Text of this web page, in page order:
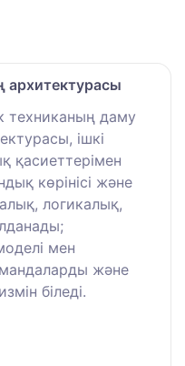
архитектурасы
техниканың даму
ішкі
қасиеттерімен
көрінісі және
логикалық,
мен
және
біледі.